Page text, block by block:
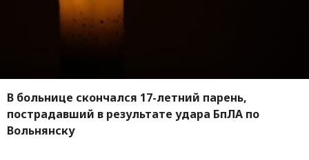
В больнице скончался 17-летний парень,
пострадавший в результате удара БпЛА по
Вольнянску